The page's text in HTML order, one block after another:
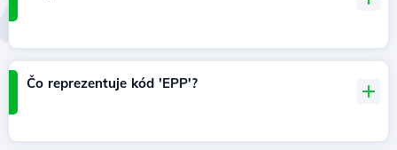
Čo reprezentuje kód 'EPP'?